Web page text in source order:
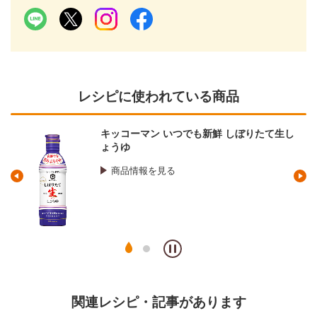
レシピに使われている商品
キッコーマン いつでも新鮮 しぼりたて生し
ょうゆ
商品情報を見る
関連レシピ・記事があります